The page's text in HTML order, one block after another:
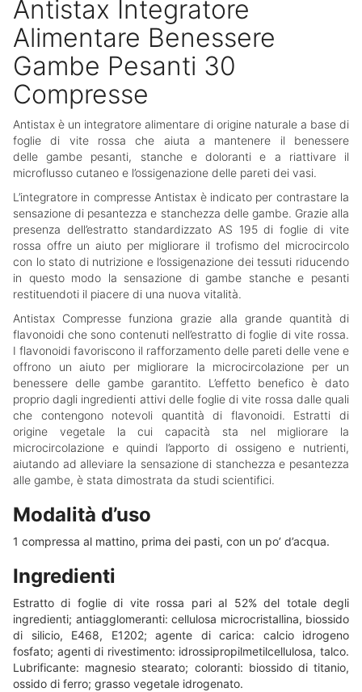
Antistax Integratore
Alimentare Benessere
Gambe Pesanti 30
Compresse
Antistax è un integratore alimentare di origine naturale a base di
foglie di vite rossa che aiuta a mantenere il benessere
delle gambe pesanti, stanche e doloranti e a riattivare il
microflusso cutaneo e l’ossigenazione delle pareti dei vasi.
L’integratore in compresse Antistax è indicato per contrastare la
sensazione di pesantezza e stanchezza delle gambe. Grazie alla
presenza dell’estratto standardizzato AS 195 di foglie di vite
rossa offre un aiuto per migliorare il trofismo del microcircolo
con lo stato di nutrizione e l’ossigenazione dei tessuti riducendo
in questo modo la sensazione di gambe stanche e pesanti
restituendoti il piacere di una nuova vitalità.
Antistax Compresse funziona grazie alla grande quantità di
flavonoidi che sono contenuti nell’estratto di foglie di vite rossa.
I flavonoidi favoriscono il rafforzamento delle pareti delle vene e
offrono un aiuto per migliorare la microcircolazione per un
benessere delle gambe garantito. L’effetto benefico è dato
proprio dagli ingredienti attivi delle foglie di vite rossa dalle quali
che contengono notevoli quantità di flavonoidi. Estratti di
origine vegetale la cui capacità sta nel migliorare la
microcircolazione e quindi l’apporto di ossigeno e nutrienti,
aiutando ad alleviare la sensazione di stanchezza e pesantezza
alle gambe, è stata dimostrata da studi scientifici.
Modalità d’uso
1 compressa al mattino, prima dei pasti, con un po’ d’acqua.
Ingredienti
Estratto di foglie di vite rossa pari al 52% del totale degli
ingredienti; antiagglomeranti: cellulosa microcristallina, biossido
di silicio, E468, E1202; agente di carica: calcio idrogeno
fosfato; agenti di rivestimento: idrossipropilmetilcellulosa, talco.
Lubrificante: magnesio stearato; coloranti: biossido di titanio,
ossido di ferro; grasso vegetale idrogenato.